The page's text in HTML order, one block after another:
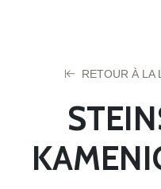
RETOUR À LA